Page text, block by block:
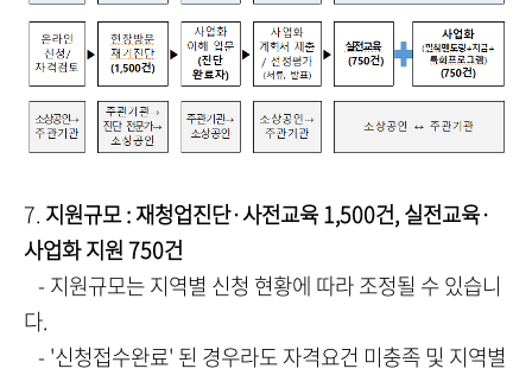
7. 지원규모 : 재청업진단·사전교육 1,500건, 실전교육·
사업화 지원 750건
- 지원규모는 지역별 신청 현황에 따라 조정될 수 있습니
다.
- '신청접수완료' 된 경우라도 자격요건 미충족 및 지역별